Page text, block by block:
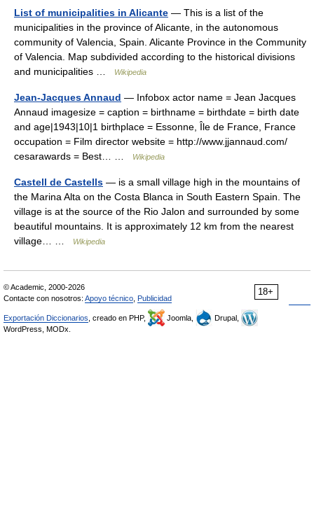
List of municipalities in Alicante — This is a list of the
municipalities in the province of Alicante, in the autonomous
community of Valencia, Spain. Alicante Province in the Community
of Valencia. Map subdivided according to the historical divisions
and municipalities …
Wikipedia
Jean-Jacques Annaud — Infobox actor name = Jean Jacques
Annaud imagesize = caption = birthname = birthdate = birth date
and age|1943|10|1 birthplace = Essonne, Île de France, France
occupation = Film director website = http://www.jjannaud.com/
cesarawards = Best… …
Wikipedia
Castell de Castells — is a small village high in the mountains of
the Marina Alta on the Costa Blanca in South Eastern Spain. The
village is at the source of the Rio Jalon and surrounded by some
beautiful mountains. It is approximately 12 km from the nearest
village… …
Wikipedia
18+
© Academic, 2000-2026
Contacte con nosotros: Apoyo técnico Publicidad
Exportación Diccionarios , creado en PHP, Joomla,
Drupal,
WordPress, MODx.